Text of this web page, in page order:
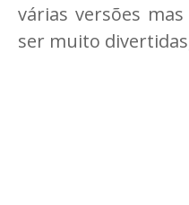
várias versões
ser muito